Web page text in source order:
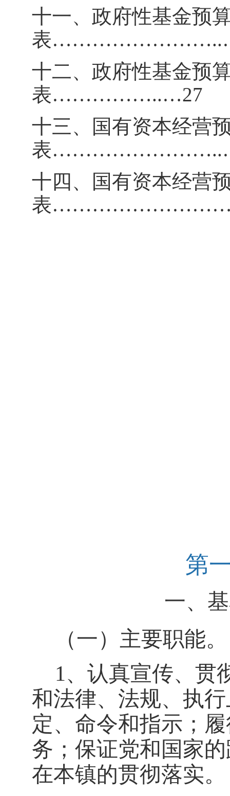
十一、政府性基金预
表……………………..
十二、政府性基金预
表……………..…27
十三、国有资本经营
表……………………..
十四、国有资本经营
表
第
一、
（一）主要职能。
1、认真宣传、贯
和法律、法规、执
定、命令和指示；
务；保证党和国家
在本镇的贯彻落实。